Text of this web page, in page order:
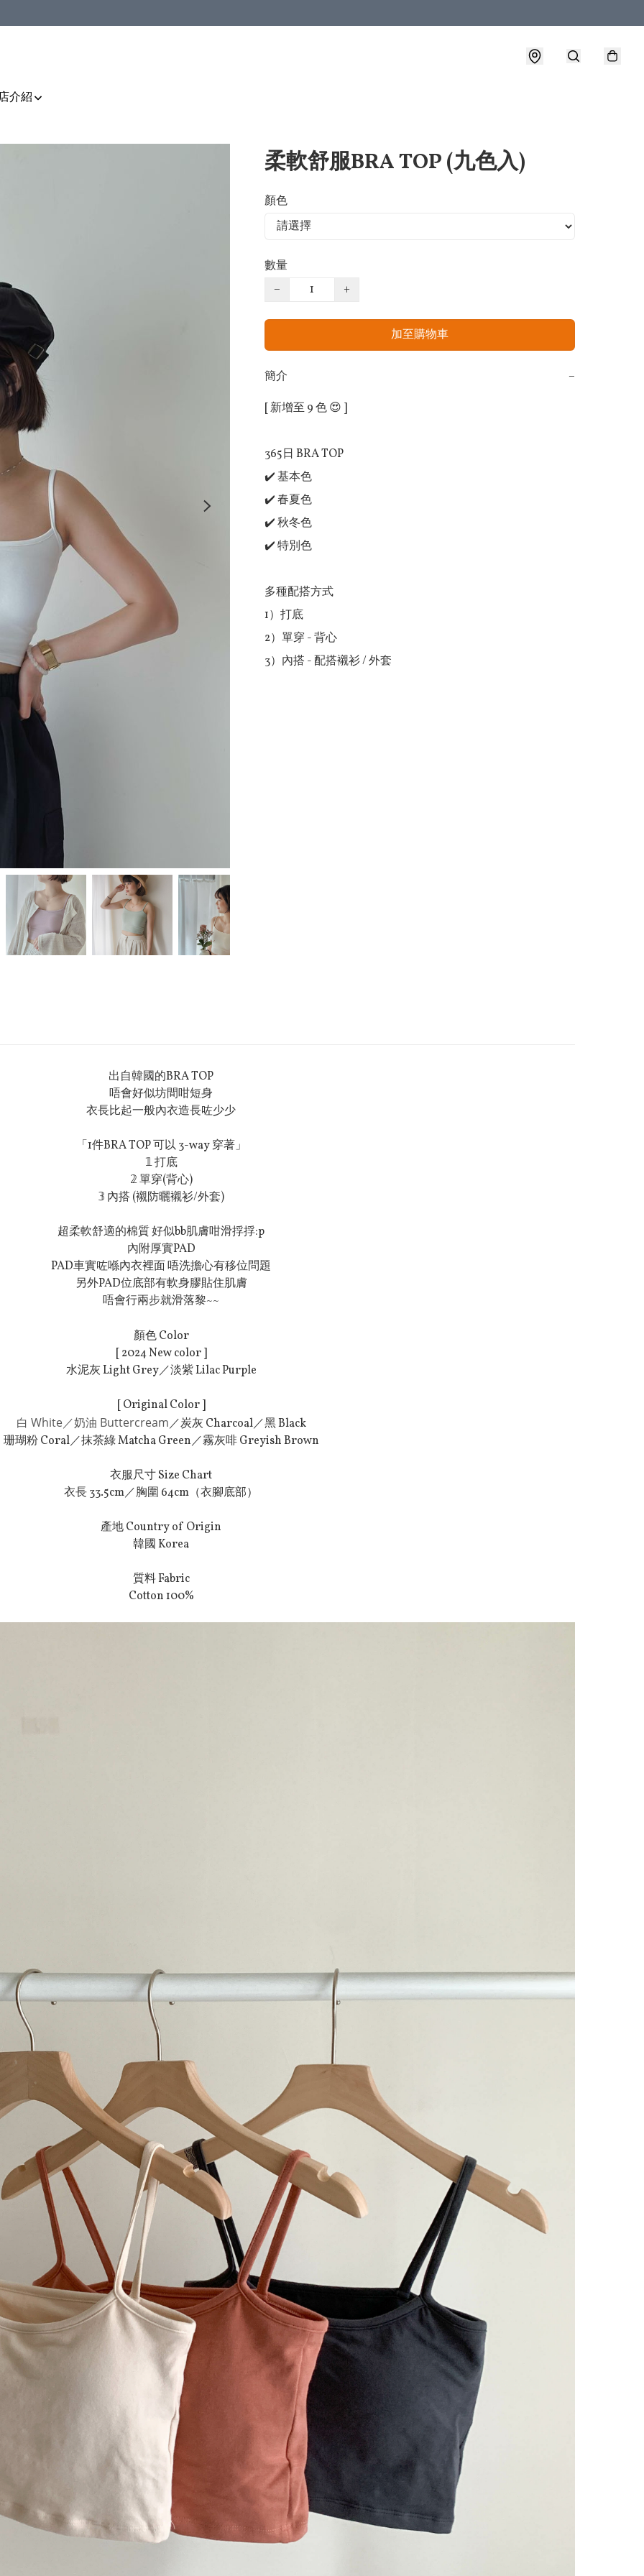
介紹
柔軟舒服BRA TOP (九色入)
顏色
數量
−
+
加至購物車
簡介
−
[ 新增至 9 色 😍 ]
365日 BRA TOP
✔️ 基本色
✔️ 春夏色
✔️ 秋冬色
✔️ 特別色
多種配搭方式
1）打底
2）單穿 - 背心
3）內搭 - 配搭襯衫 / 外套
出自韓國的BRA TOP
唔會好似坊間咁短身
衣長比起一般內衣造長咗少少
「1件BRA TOP 可以 3-way 穿著」
𝟙 打底
𝟚 單穿(背心)
𝟛 內搭 (襯防曬襯衫/外套)
超柔軟舒適的棉質 好似bb肌膚咁滑捊捊:p
內附厚實PAD
PAD車實咗喺內衣裡面 唔洗擔心有移位問題
另外PAD位底部有軟身膠貼住肌膚
唔會行兩步就滑落黎~~
顏色 Color
[ 2024 New color ]
水泥灰 Light Grey／淡紫 Lilac Purple
[ Original Color ]
白 White／奶油 Buttercream／炭灰 Charcoal／黑 Black
珊瑚粉 Coral／抹茶綠 Matcha Green／霧灰啡 Greyish Brown
衣服尺寸 Size Chart
衣長 33.5cm／胸圍 64cm（衣腳底部）
產地 Country of Origin
韓國 Korea
質料 Fabric
Cotton 100%